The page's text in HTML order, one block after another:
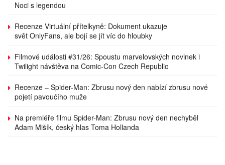
Noci s legendou
Recenze Virtuální přítelkyně: Dokument ukazuje
svět OnlyFans, ale bojí se jít víc do hloubky
Filmové události #31/26: Spoustu marvelovských novinek i
Twilight návštěva na Comic-Con Czech Republic
Recenze – Spider-Man: Zbrusu nový den nabízí zbrusu nové
pojetí pavoučího muže
Na premiéře filmu Spider-Man: Zbrusu nový den nechyběl
Adam Mišík, český hlas Toma Hollanda